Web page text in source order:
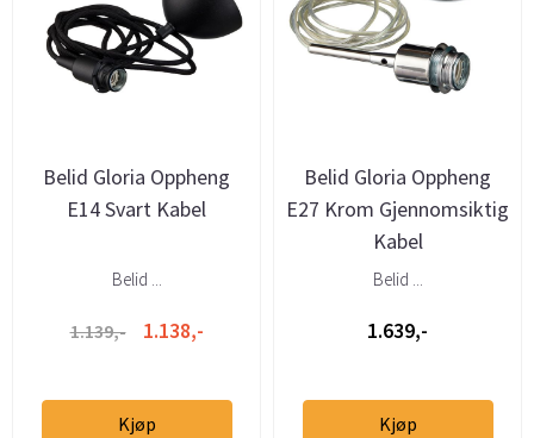
Belid Gloria Oppheng
E14 Svart Kabel
Belid ...
1.139,- 1.138,-
Kjøp
Belid Gloria Oppheng
E27 Krom Gjennomsiktig
Kabel
Belid ...
1.639,-
Kjøp